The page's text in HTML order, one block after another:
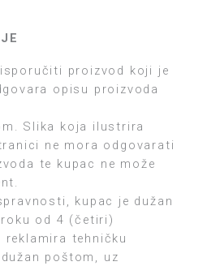
proizvod koji je
opisu proizvoda
Slika koja ilustrira
ne mora odgovarati
te kupac ne može
kupac je dužan
od 4 (četiri)
reklamira tehničku
poštom, uz